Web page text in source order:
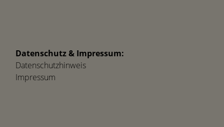
Datenschutz & Impressum:
Datenschutzhinweis
Impressum